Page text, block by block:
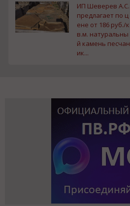
ИП Шеверев А.С.
предлагает по ц
ене от 186 руб./к
в.м. натуральны
й камень песчан
ик...